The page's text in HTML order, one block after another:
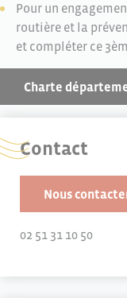
Pour un
routière et la
et compléter ce
Charte
Contact
Nous
02 51 31 10 50